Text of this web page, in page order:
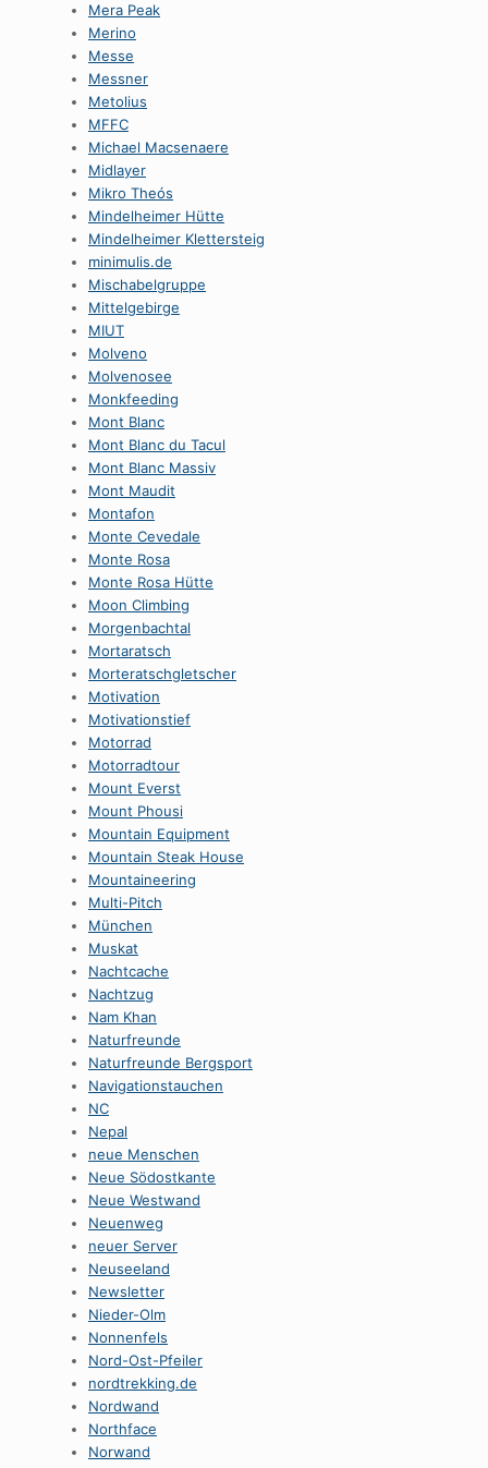
Mera Peak
Merino
Messe
Messner
Metolius
MFFC
Michael Macsenaere
Midlayer
Mikro Theós
Mindelheimer Hütte
Mindelheimer Klettersteig
minimulis.de
Mischabelgruppe
Mittelgebirge
MIUT
Molveno
Molvenosee
Monkfeeding
Mont Blanc
Mont Blanc du Tacul
Mont Blanc Massiv
Mont Maudit
Montafon
Monte Cevedale
Monte Rosa
Monte Rosa Hütte
Moon Climbing
Morgenbachtal
Mortaratsch
Morteratschgletscher
Motivation
Motivationstief
Motorrad
Motorradtour
Mount Everst
Mount Phousi
Mountain Equipment
Mountain Steak House
Mountaineering
Multi-Pitch
München
Muskat
Nachtcache
Nachtzug
Nam Khan
Naturfreunde
Naturfreunde Bergsport
Navigationstauchen
NC
Nepal
neue Menschen
Neue Södostkante
Neue Westwand
Neuenweg
neuer Server
Neuseeland
Newsletter
Nieder-Olm
Nonnenfels
Nord-Ost-Pfeiler
nordtrekking.de
Nordwand
Northface
Norwand